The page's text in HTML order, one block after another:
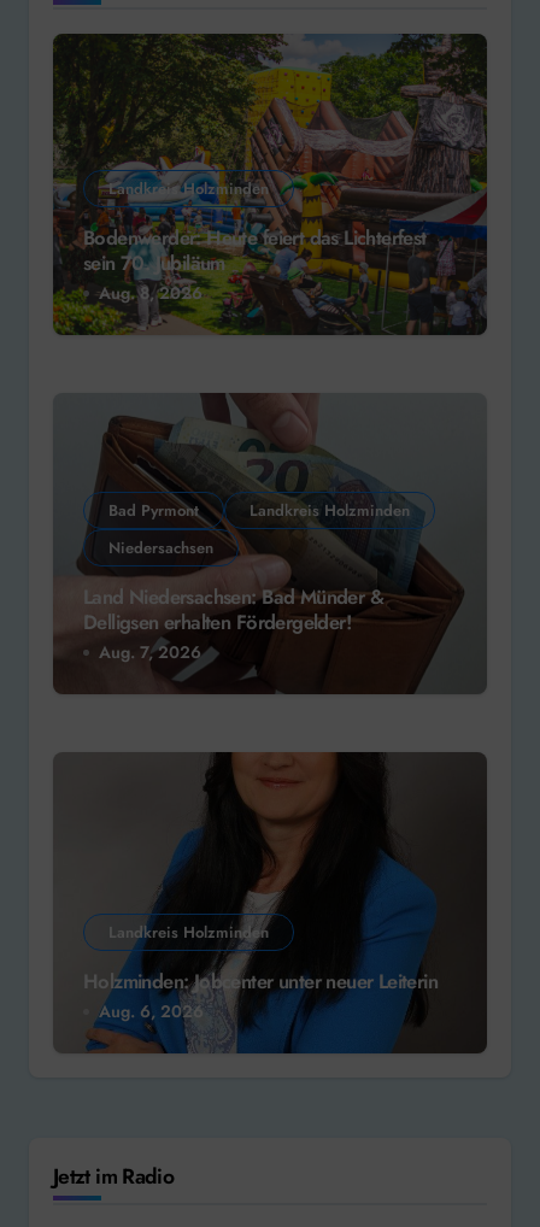
Landkreis Holzminden
Bodenwerder: Heute feiert das Lichterfest
sein 70. Jubiläum
Aug. 8, 2026
Bad Pyrmont
Landkreis Holzminden
Niedersachsen
Land Niedersachsen: Bad Münder &
Delligsen erhalten Fördergelder!
Aug. 7, 2026
Landkreis Holzminden
Holzminden: Jobcenter unter neuer Leiterin
Aug. 6, 2026
Jetzt im Radio